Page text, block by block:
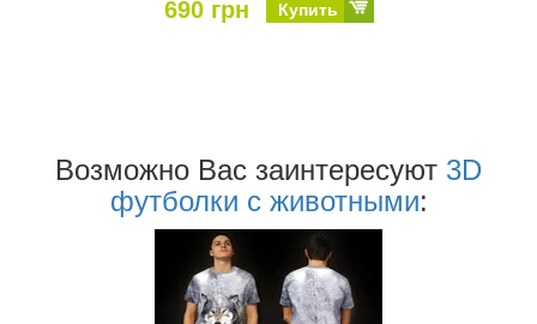
690 грн Купить
Возможно Ваc заинтересуют 3D
футболки с животными: